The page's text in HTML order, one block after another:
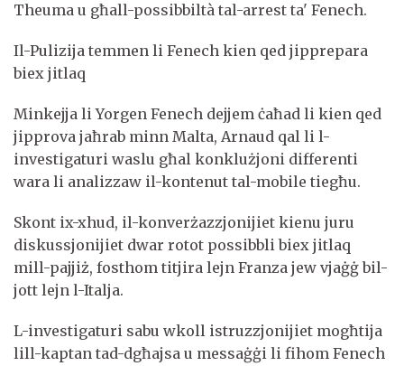
Theuma u għall-possibbiltà tal-arrest ta' Fenech.
Il-Pulizija temmen li Fenech kien qed jipprepara
biex jitlaq
Minkejja li Yorgen Fenech dejjem ċaħad li kien qed
jipprova jaħrab minn Malta, Arnaud qal li l-
investigaturi waslu għal konklużjoni differenti
wara li analizzaw il-kontenut tal-mobile tiegħu.
Skont ix-xhud, il-konverżazzjonijiet kienu juru
diskussjonijiet dwar rotot possibbli biex jitlaq
mill-pajjiż, fosthom titjira lejn Franza jew vjaġġ bil-
jott lejn l-Italja.
L-investigaturi sabu wkoll istruzzjonijiet mogħtija
lill-kaptan tad-dgħajsa u messaġġi li fihom Fenech